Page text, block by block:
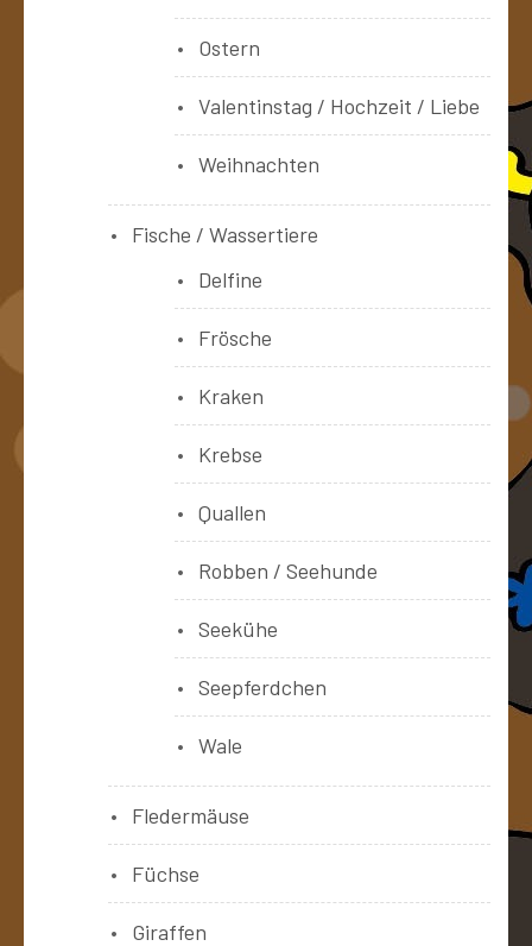
Ostern
Valentinstag / Hochzeit / Liebe
Weihnachten
Fische / Wassertiere
Delfine
Frösche
Kraken
Krebse
Quallen
Robben / Seehunde
Seekühe
Seepferdchen
Wale
Fledermäuse
Füchse
Giraffen